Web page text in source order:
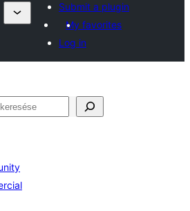
Submit a plugin
My favorites
Log in